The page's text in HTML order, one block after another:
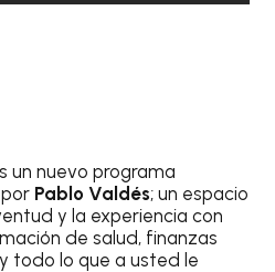
un nuevo programa
Pablo Valdés; un espacio
y la experiencia con
de salud, finanzas
todo lo que a usted le